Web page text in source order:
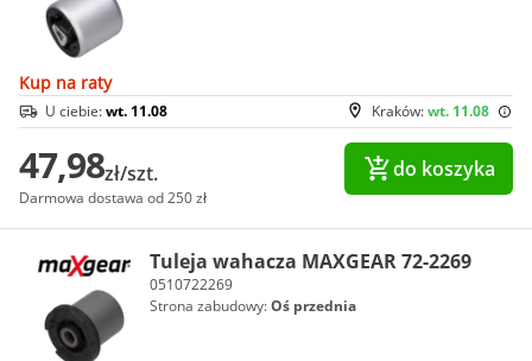
Kup na raty
Kraków:wt. 11.08
U ciebie:wt. 11.08
47,98zł/szt.
Darmowa dostawa od 250 zł
do koszyka
Tuleja wahacza MAXGEAR 72-2269
0510722269
Strona zabudowy:Oś przednia